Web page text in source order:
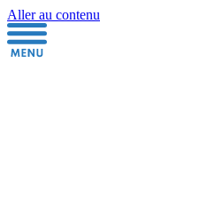
Aller au contenu